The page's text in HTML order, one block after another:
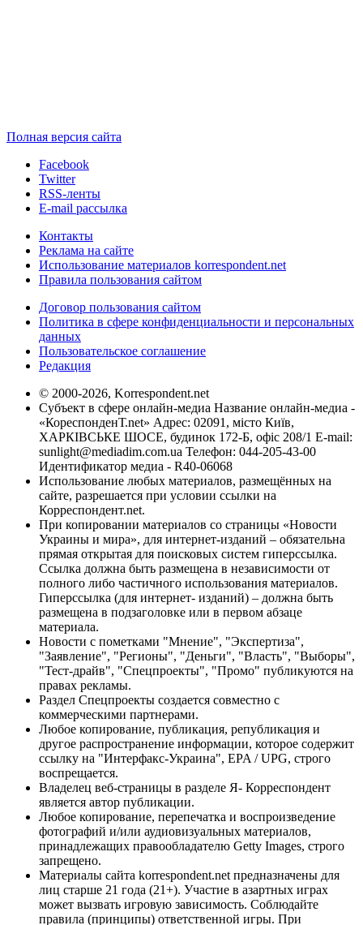
Полная версия сайта
Facebook
Twitter
RSS-ленты
E-mail рассылка
Контакты
Реклама на сайте
Использование материалов korrespondent.net
Правила пользования сайтом
Договор пользования сайтом
Политика в сфере конфиденциальности и персональных
данных
Пользовательское соглашение
Редакция
© 2000-2026, Korrespondent.net
Субъект в сфере онлайн-медиа Название онлайн-медиа -
«КореспонденТ.net» Адрес: 02091, місто Київ,
ХАРКІВСЬКЕ ШОСЕ, будинок 172-Б, офіс 208/1 E-mail:
sunlight@mediadim.com.ua Телефон: 044-205-43-00
Идентификатор медиа - R40-06068
Использование любых материалов, размещённых на
сайте, разрешается при условии ссылки на
Корреспондент.net.
При копировании материалов со страницы «Новости
Украины и мира», для интернет-изданий – обязательна
прямая открытая для поисковых систем гиперссылка.
Ссылка должна быть размещена в независимости от
полного либо частичного использования материалов.
Гиперссылка (для интернет- изданий) – должна быть
размещена в подзаголовке или в первом абзаце
материала.
Новости с пометками "Мнение", "Экспертиза",
"Заявление", "Регионы", "Деньги", "Власть", "Выборы",
"Тест-драйв", "Спецпроекты", "Промо" публикуются на
правах рекламы.
Раздел Спецпроекты создается совместно с
коммерческими партнерами.
Любое копирование, публикация, републикация и
другое распространение информации, которое содержит
ссылку на "Интерфакс-Украина", EPA / UPG, строго
воспрещается.
Владелец веб-страницы в разделе Я- Корреспондент
является автор публикации.
Любое копирование, перепечатка и воспроизведение
фотографий и/или аудиовизуальных материалов,
принадлежащих правообладателю Getty Images, строго
запрещено.
Материалы сайта korrespondent.net предназначены для
лиц старше 21 года (21+). Участие в азартных играх
может вызвать игровую зависимость. Соблюдайте
правила (принципы) ответственной игры. При